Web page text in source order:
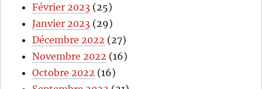
Février 2023 (25)
Janvier 2023 (29)
Décembre 2022 (27)
Novembre 2022 (16)
Octobre 2022 (16)